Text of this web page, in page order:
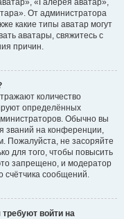
«Галерея аватар»,
От администратора
какие типы аватар могут
аватары, свяжитесь с
причин.
количество
определённых
Обычно вы
званий на конференции,
Пожалуйста, не засоряйте
для того, чтобы повысить
запрещено, и модератор
счётчика сообщений.
войти на